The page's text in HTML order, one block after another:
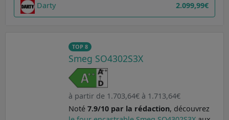
Darty 2.099,99€
TOP 8
Smeg SO4302S3X
à partir de 1.703,64€ à 1.713,64€
Noté 7.9/10 par la rédaction, découvrez